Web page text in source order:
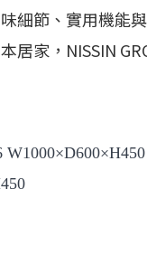
細節、實用機能
居家，NISSIN